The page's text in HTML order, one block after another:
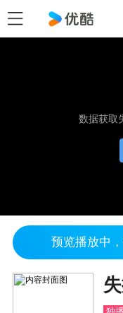
数据获取
预览播放中